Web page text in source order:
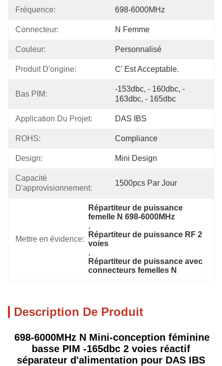
Fréquence: 698-6000MHz
Connecteur: N Femme
Couleur: Personnalisé
Produit D'origine: C' Est Acceptable.
Bas PIM:
-153dbc, - 160dbc, -
163dbc, - 165dbc
Application Du Projet: DAS IBS
ROHS: Compliance
Design: Mini Design
Capacité
D'approvisionnement:
1500pcs Par Jour
Mettre en évidence:
Répartiteur de puissance
femelle N 698-6000MHz
,
Répartiteur de puissance RF 2
voies
,
Répartiteur de puissance avec
connecteurs femelles N
Description De Produit
698-6000MHz N Mini-conception féminine
basse PIM -165dbc 2 voies réactif
séparateur d'alimentation pour DAS IBS